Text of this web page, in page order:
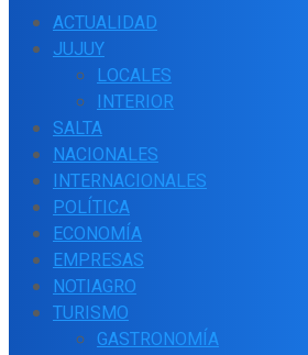
ACTUALIDAD
JUJUY
LOCALES
INTERIOR
SALTA
NACIONALES
INTERNACIONALES
POLÍTICA
ECONOMÍA
EMPRESAS
NOTIAGRO
TURISMO
GASTRONOMÍA